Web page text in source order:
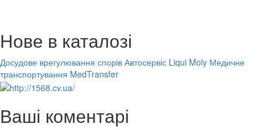
Нове в каталозі
Досудове врегулювання спорів Автосервіс Liqui Moly Медичне
транспортування MedTransfer
Ваші коментарі